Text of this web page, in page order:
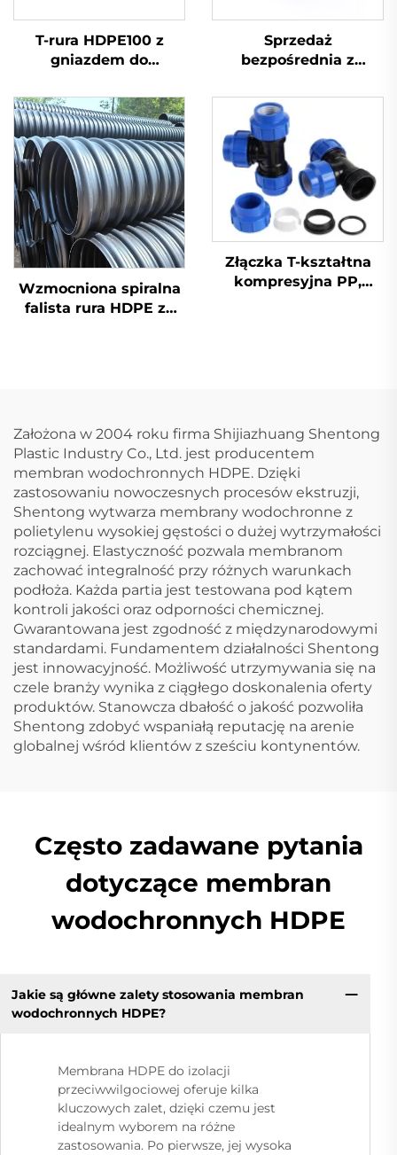
T-rura HDPE100 z
gniazdem do
Sprzedaż
bezpośrednia z
HDPE, przejściówka
męska
Wzmocniona spiralna
falista rura HDPE ze
Złączka T-kształtna
kompresyjna PP,
Założona w 2004 roku firma Shijiazhuang Shentong
Plastic Industry Co., Ltd. jest producentem
membran wodochronnych HDPE. Dzięki
zastosowaniu nowoczesnych procesów ekstruzji,
Shentong wytwarza membrany wodochronne z
polietylenu wysokiej gęstości o dużej wytrzymałości
rozciągnej. Elastyczność pozwala membranom
zachować integralność przy różnych warunkach
podłoża. Każda partia jest testowana pod kątem
kontroli jakości oraz odporności chemicznej.
Gwarantowana jest zgodność z międzynarodowymi
standardami. Fundamentem działalności Shentong
jest innowacyjność. Możliwość utrzymywania się na
czele branży wynika z ciągłego doskonalenia oferty
produktów. Stanowcza dbałość o jakość pozwoliła
Shentong zdobyć wspaniałą reputację na arenie
globalnej wśród klientów z sześciu kontynentów.
Często zadawane pytania
dotyczące membran
wodochronnych HDPE
Jakie są główne zalety stosowania membran
wodochronnych HDPE?
Membrana HDPE do izolacji
przeciwwilgociowej oferuje kilka
kluczowych zalet, dzięki czemu jest
idealnym wyborem na różne
zastosowania. Po pierwsze, jej wysoka